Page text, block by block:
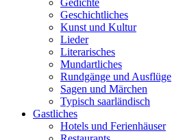
Geschichtliches
Kunst und Kultur
Lieder
Literarisches
Mundartliches
Rundgänge und Ausflüge
Sagen und Märchen
Typisch saarländisch
Gastliches
Hotels und Ferienhäuser